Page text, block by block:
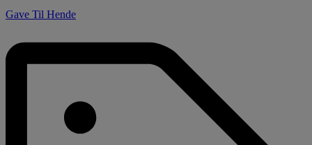
Gave Til Hende